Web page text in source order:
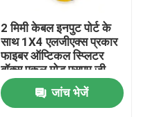
2 मिमी केबल इनपुट पोर्ट के
साथ 1X4 एलजीएक्स प्रकार
फाइबर ऑप्टिकल स्प्लिटर
बॉक्स एकल मोड एसएम जी
657 ए नेटवर्क के लिए 0.5
मीटर पिगटेल लंबाई के साथ
जांच भेजें